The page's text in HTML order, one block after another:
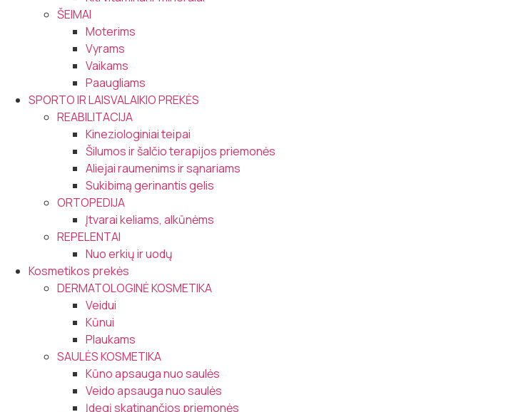
ŠEIMAI
Moterims
Vyrams
Vaikams
Paaugliams
SPORTO IR LAISVALAIKIO PREKĖS
REABILITACIJA
Kineziologiniai teipai
Šilumos ir šalčio terapijos priemonės
Aliejai raumenims ir sąnariams
Sukibimą gerinantis gelis
ORTOPEDIJA
Įtvarai keliams, alkūnėms
REPELENTAI
Nuo erkių ir uodų
Kosmetikos prekės
DERMATOLOGINĖ KOSMETIKA
Veidui
Kūnui
Plaukams
SAULĖS KOSMETIKA
Kūno apsauga nuo saulės
Veido apsauga nuo saulės
Įdegį skatinančios priemonės